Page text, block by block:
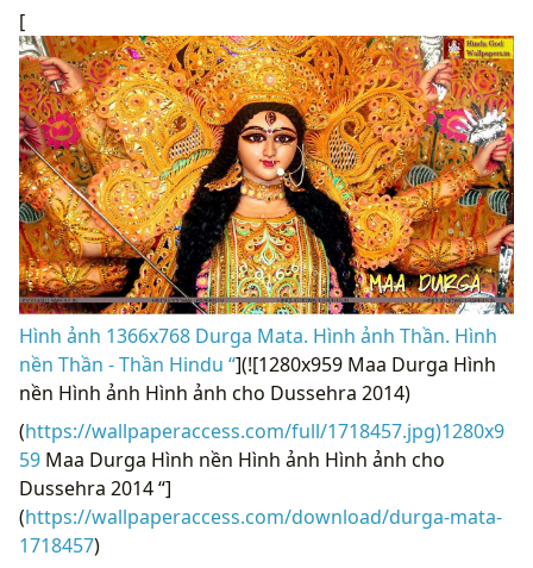
[
Hình ảnh 1366x768 Durga Mata. Hình ảnh Thần. Hình
nền Thần - Thần Hindu “](![1280x959 Maa Durga Hình
nền Hình ảnh Hình ảnh cho Dussehra 2014)
(https://wallpaperaccess.com/full/1718457.jpg)1280x9
59 Maa Durga Hình nền Hình ảnh Hình ảnh cho
Dussehra 2014 “]
(https://wallpaperaccess.com/download/durga-mata-
1718457)